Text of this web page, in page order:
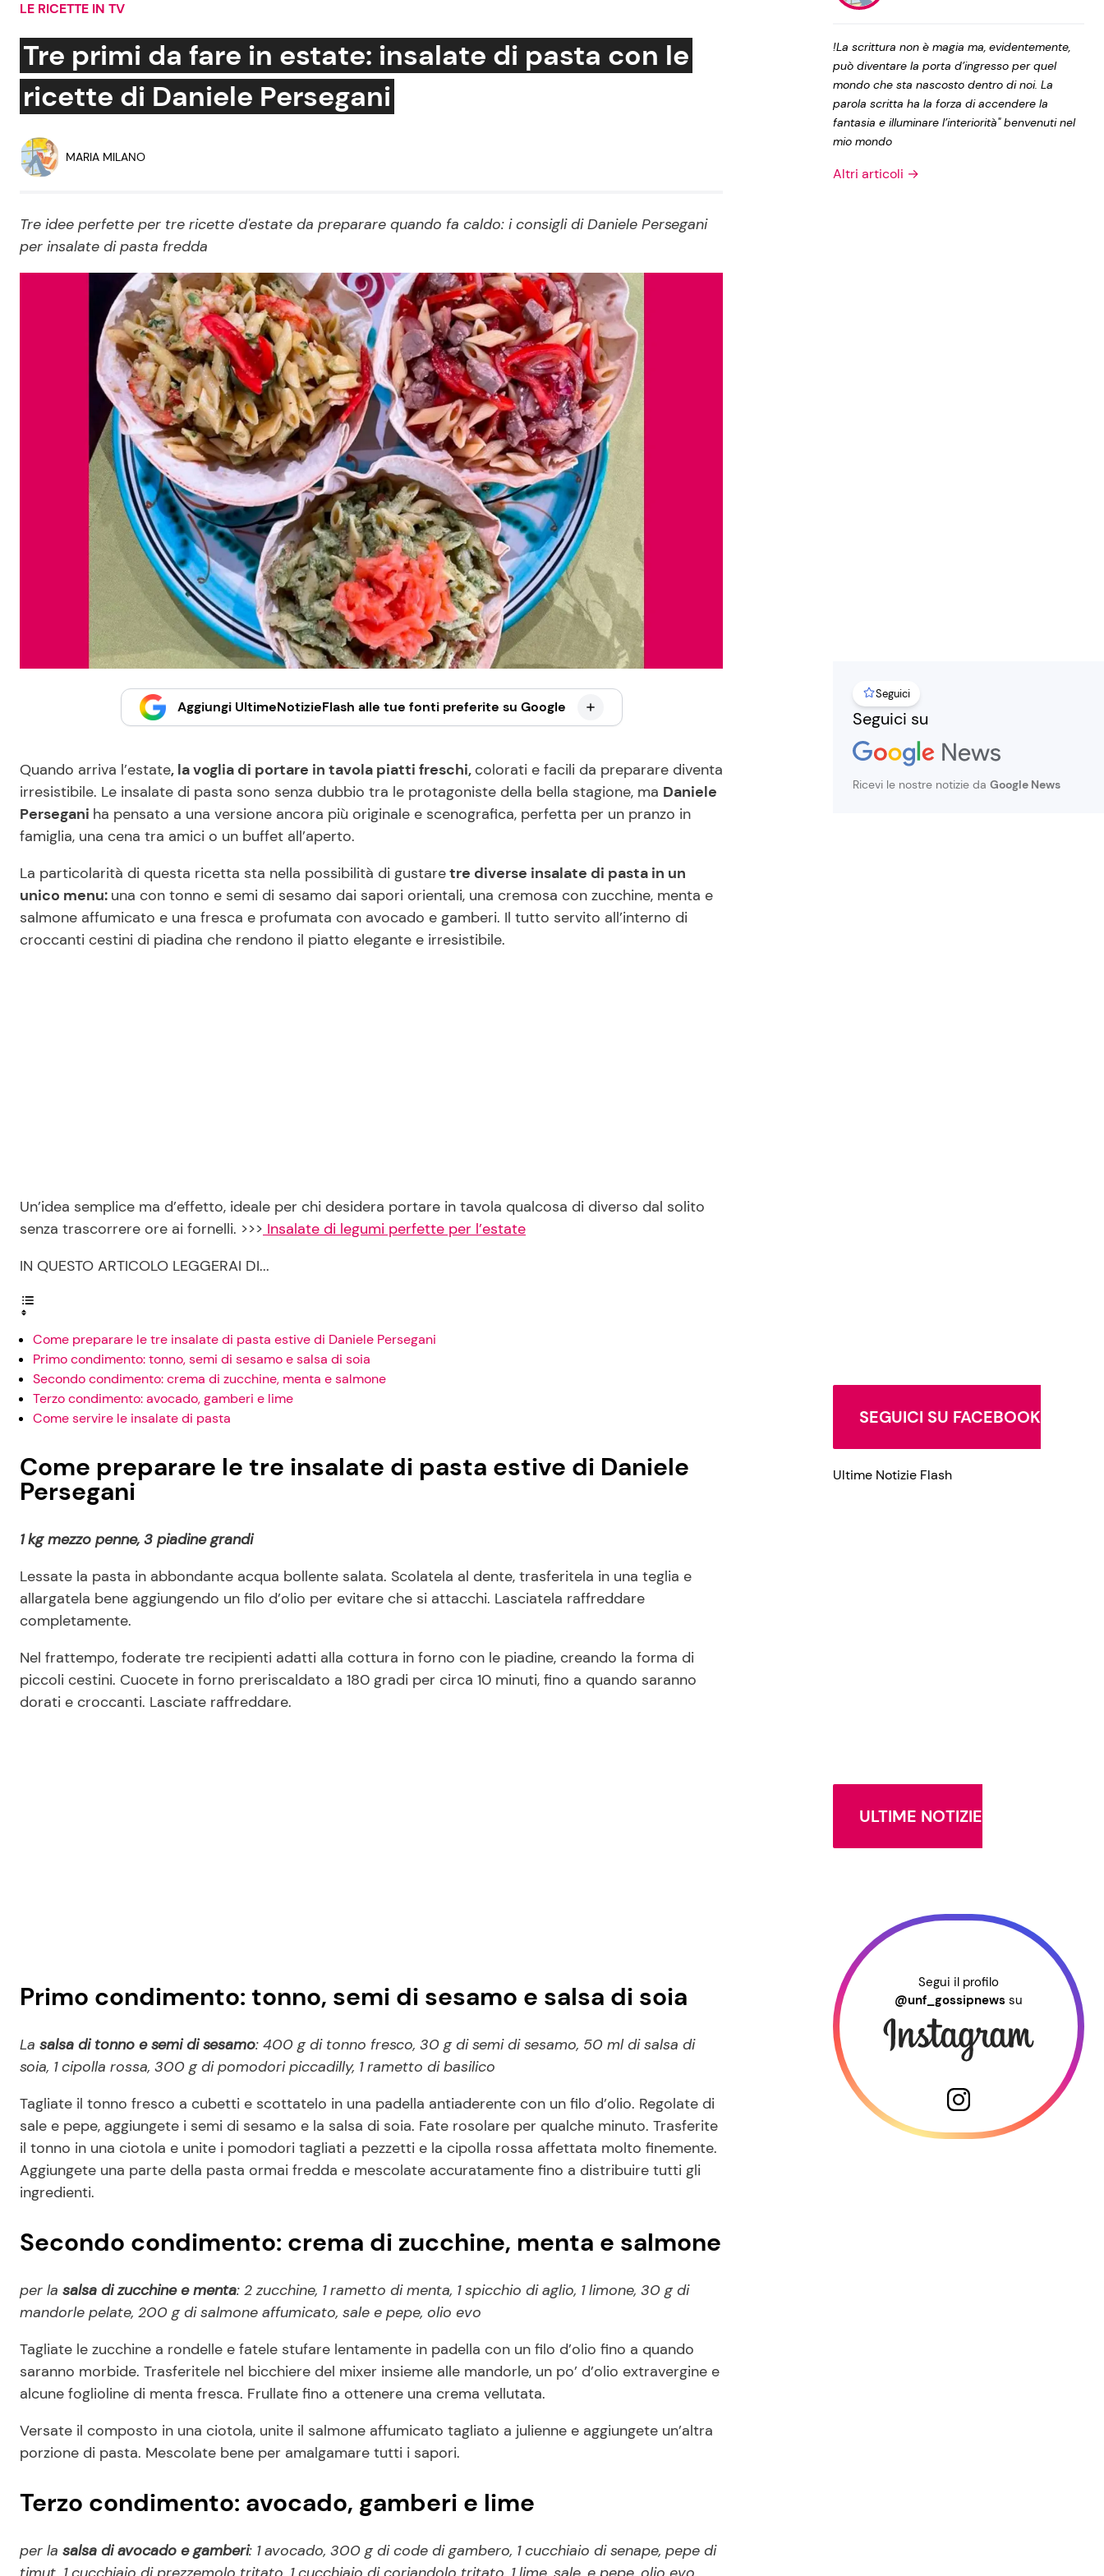
Social News
News dal mondo
Benessere
Salute
Viaggi e Turismo
Festività
Ricette Facili e Veloci
Ricette Feste
Ricette per Bambini
Privacy Policy
LE RICETTE IN TV
Tre primi da fare in estate: insalate di pasta con le
ricette di Daniele Persegani
MARIA MILANO
Tre idee perfette per tre ricette d'estate da preparare quando fa caldo: i consigli di Daniele Persegani
per insalate di pasta fredda
Aggiungi UltimeNotizieFlash alle tue fonti preferite su Google
Quando arriva l’estate, la voglia di portare in tavola piatti freschi, colorati e facili da preparare diventa
irresistibile. Le insalate di pasta sono senza dubbio tra le protagoniste della bella stagione, ma Daniele
Persegani ha pensato a una versione ancora più originale e scenografica, perfetta per un pranzo in
famiglia, una cena tra amici o un buffet all’aperto.
La particolarità di questa ricetta sta nella possibilità di gustaretre diverse insalate di pasta in un
unico menu: una con tonno e semi di sesamo dai sapori orientali, una cremosa con zucchine, menta e
salmone affumicato e una fresca e profumata con avocado e gamberi. Il tutto servito all’interno di
croccanti cestini di piadina che rendono il piatto elegante e irresistibile.
Un’idea semplice ma d’effetto, ideale per chi desidera portare in tavola qualcosa di diverso dal solito
senza trascorrere ore ai fornelli. >>> Insalate di legumi perfette per l’estate
IN QUESTO ARTICOLO LEGGERAI DI...
Come preparare le tre insalate di pasta estive di Daniele Persegani
Primo condimento: tonno, semi di sesamo e salsa di soia
Secondo condimento: crema di zucchine, menta e salmone
Terzo condimento: avocado, gamberi e lime
Come servire le insalate di pasta
Come preparare le tre insalate di pasta estive di Daniele
Persegani
1 kg mezzo penne, 3 piadine grandi
Lessate la pasta in abbondante acqua bollente salata. Scolatela al dente, trasferitela in una teglia e
allargatela bene aggiungendo un filo d’olio per evitare che si attacchi. Lasciatela raffreddare
completamente.
Nel frattempo, foderate tre recipienti adatti alla cottura in forno con le piadine, creando la forma di
piccoli cestini. Cuocete in forno preriscaldato a 180 gradi per circa 10 minuti, fino a quando saranno
dorati e croccanti. Lasciate raffreddare.
Primo condimento: tonno, semi di sesamo e salsa di soia
La salsa di tonno e semi di sesamo: 400 g di tonno fresco, 30 g di semi di sesamo, 50 ml di salsa di
soia, 1 cipolla rossa, 300 g di pomodori piccadilly, 1 rametto di basilico
Tagliate il tonno fresco a cubetti e scottatelo in una padella antiaderente con un filo d’olio. Regolate di
sale e pepe, aggiungete i semi di sesamo e la salsa di soia. Fate rosolare per qualche minuto. Trasferite
il tonno in una ciotola e unite i pomodori tagliati a pezzetti e la cipolla rossa affettata molto finemente.
Aggiungete una parte della pasta ormai fredda e mescolate accuratamente fino a distribuire tutti gli
ingredienti.
Secondo condimento: crema di zucchine, menta e salmone
per la salsa di zucchine e menta: 2 zucchine, 1 rametto di menta, 1 spicchio di aglio, 1 limone, 30 g di
mandorle pelate, 200 g di salmone affumicato, sale e pepe, olio evo
Tagliate le zucchine a rondelle e fatele stufare lentamente in padella con un filo d’olio fino a quando
saranno morbide. Trasferitele nel bicchiere del mixer insieme alle mandorle, un po’ d’olio extravergine e
alcune foglioline di menta fresca. Frullate fino a ottenere una crema vellutata.
Versate il composto in una ciotola, unite il salmone affumicato tagliato a julienne e aggiungete un’altra
porzione di pasta. Mescolate bene per amalgamare tutti i sapori.
Terzo condimento: avocado, gamberi e lime
per la salsa di avocado e gamberi: 1 avocado, 300 g di code di gambero, 1 cucchiaio di senape, pepe di
!La scrittura non è magia ma, evidentemente,
può diventare la porta d’ingresso per quel
mondo che sta nascosto dentro di noi. La
parola scritta ha la forza di accendere la
fantasia e illuminare l’interiorità" benvenuti nel
mio mondo
Altri articoli →
Seguici
Seguici su
Ricevi le nostre notizie da Google News
SEGUICI SU FACEBOOK
Ultime Notizie Flash
ULTIME NOTIZIE
Segui il profilo
@unf_gossipnews su